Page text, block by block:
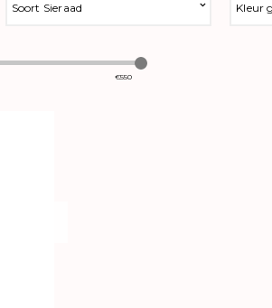
Soort Sieraad Kleur
€550